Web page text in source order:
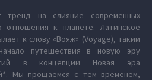
на слияние современных
отношения к планете. Латинское
к слову «Вояж» (Voyage), таким
путешествия в новую эру
в концепции Новая эра
Мы прощаемся с тем временем,